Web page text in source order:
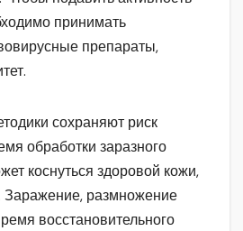
принимать
препараты,
сохраняют риск
обработки заразного
коснуться здоровой кожи,
Заражение, размножение
восстановительного